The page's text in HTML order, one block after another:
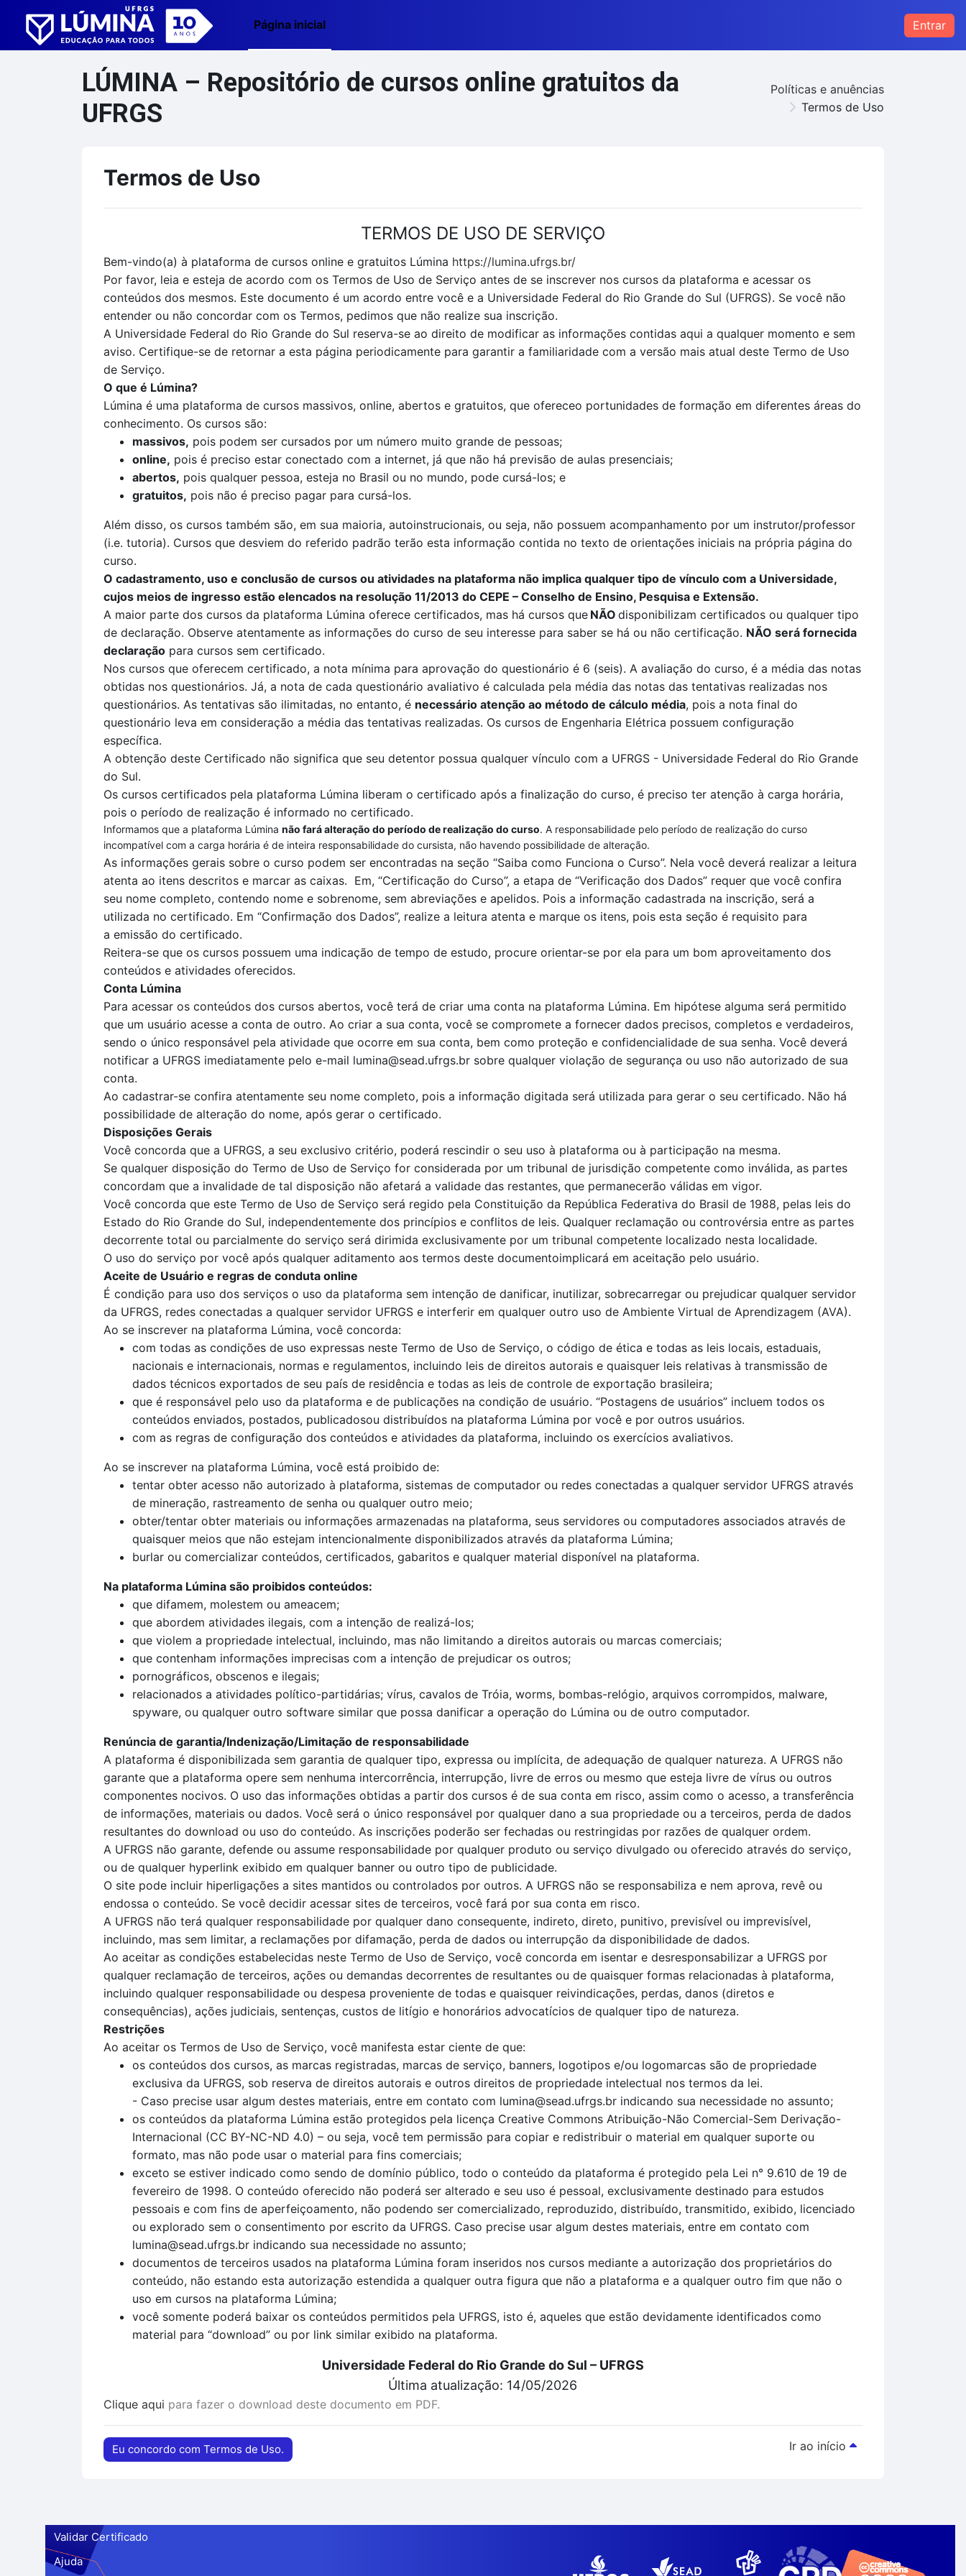
Ir para o conteúdo principal
Página inicial
Entrar
LÚMINA – Repositório de cursos online gratuitos da
UFRGS
Políticas e anuências
Termos de Uso
Termos de Uso
TERMOS DE USO DE SERVIÇO
Bem-vindo(a) à plataforma de cursos online e gratuitos Lúmina https://lumina.ufrgs.br/
Por favor, leia e esteja de acordo com os Termos de Uso de Serviço antes de se inscrever nos cursos da plataforma e acessar os
conteúdos dos mesmos. Este documento é um acordo entre você e a Universidade Federal do Rio Grande do Sul (UFRGS). Se você não
entender ou não concordar com os Termos, pedimos que não realize sua inscrição.
A Universidade Federal do Rio Grande do Sul reserva-se ao direito de modificar as informações contidas aqui a qualquer momento e sem
aviso. Certifique-se de retornar a esta página periodicamente para garantir a familiaridade com a versão mais atual deste Termo de Uso
de Serviço.
O que é Lúmina?
Lúmina é uma plataforma de cursos massivos, online, abertos e gratuitos, que ofereceo portunidades de formação em diferentes áreas do
conhecimento. Os cursos são:
massivos, pois podem ser cursados por um número muito grande de pessoas;
online, pois é preciso estar conectado com a internet, já que não há previsão de aulas presenciais;
abertos, pois qualquer pessoa, esteja no Brasil ou no mundo, pode cursá-los; e
gratuitos, pois não é preciso pagar para cursá-los.
Além disso, os cursos também são, em sua maioria, autoinstrucionais, ou seja, não possuem acompanhamento por um instrutor/professor
(i.e. tutoria). Cursos que desviem do referido padrão terão esta informação contida no texto de orientações iniciais na própria página do
curso.
O cadastramento, uso e conclusão de cursos ou atividades na plataforma não implica qualquer tipo de vínculo com a Universidade,
cujos meios de ingresso estão elencados na resolução 11/2013 do CEPE – Conselho de Ensino, Pesquisa e Extensão.
A maior parte dos cursos da plataforma Lúmina oferece certificados, mas há cursos que NÃO disponibilizam certificados ou qualquer tipo
de declaração. Observe atentamente as informações do curso de seu interesse para saber se há ou não certificação. NÃO será fornecida
declaraçãopara cursos sem certificado.
Nos cursos que oferecem certificado, a nota mínima para aprovação do questionário é 6 (seis). A avaliação do curso, é a média das notas
obtidas nos questionários. Já, a nota de cada questionário avaliativo é calculada pela média das notas das tentativas realizadas nos
questionários. As tentativas são ilimitadas, no entanto, é necessário atenção ao método de cálculo média, pois a nota final do
questionário leva em consideração a média das tentativas realizadas. Os cursos de Engenharia Elétrica possuem configuração
específica.
A obtenção deste Certificado não significa que seu detentor possua qualquer vínculo com a UFRGS - Universidade Federal do Rio Grande
do Sul.
Os cursos certificados pela plataforma Lúmina liberam o certificado após a finalização do curso, é preciso ter atenção à carga horária,
pois o período de realização é informado no certificado.
Informamos que a plataforma Lúmina não fará alteração do período de realização do curso. A responsabilidade pelo período de realização do curso
incompatível com a carga horária é de inteira responsabilidade do cursista, não havendo possibilidade de alteração.
As informações gerais sobre o curso podem ser encontradas na seção “Saiba como Funciona o Curso”. Nela você deverá realizar a leitura
atenta ao itens descritose marcar as caixas. Em, “Certificação do Curso”, a etapa de “Verificação dos Dados” requer que você confira
seu nome completo, contendo nome e sobrenome, sem abreviações e apelidos. Pois a informação cadastrada na inscrição, será a
utilizada no certificado. Em “Confirmação dos Dados”, realize a leitura atenta e marque os itens, pois esta seção é requisito para
a emissão do certificado.
Reitera-se que os cursos possuem uma indicação de tempo de estudo, procure orientar-se por ela para um bom aproveitamento dos
conteúdos e atividades oferecidos.
Conta Lúmina
Para acessar os conteúdos dos cursos abertos, você terá de criar uma conta na plataforma Lúmina. Em hipótese alguma será permitido
que um usuário acesse a conta de outro. Ao criar a sua conta, você se compromete a fornecer dados precisos, completos e verdadeiros,
sendo o único responsável pela atividade que ocorre em sua conta, bem como proteção e confidencialidade de sua senha. Você deverá
notificar a UFRGS imediatamente pelo e-mail lumina@sead.ufrgs.br sobre qualquer violação de segurança ou uso não autorizado de sua
conta.
Ao cadastrar-se confira atentamente seu nome completo, pois a informação digitada será utilizada para gerar o seu certificado. Não há
possibilidade de alteração do nome, após gerar o certificado.
Disposições Gerais
Você concorda que a UFRGS, a seu exclusivo critério, poderá rescindir o seu uso à plataforma ou à participação na mesma.
Se qualquer disposição do Termo de Uso de Serviço for considerada por um tribunal de jurisdição competente como inválida, as partes
concordam que a invalidade de tal disposição não afetará a validade das restantes, que permanecerão válidas em vigor.
Você concorda que este Termo de Uso de Serviço será regido pela Constituição da República Federativa do Brasil de 1988, pelas leis do
Estado do Rio Grande do Sul, independentemente dos princípios e conflitos de leis. Qualquer reclamação ou controvérsia entre as partes
decorrente total ou parcialmente do serviço será dirimida exclusivamente por um tribunal competente localizado nesta localidade.
O uso do serviço por você após qualquer aditamento aos termos deste documentoimplicará em aceitação pelo usuário.
Aceite de Usuário e regras de conduta online
É condição para uso dos serviços o uso da plataforma sem intenção de danificar, inutilizar, sobrecarregar ou prejudicar qualquer servidor
da UFRGS, redes conectadas a qualquer servidor UFRGS e interferir em qualquer outro uso de Ambiente Virtual de Aprendizagem (AVA).
Ao se inscrever na plataforma Lúmina, você concorda:
com todas as condições de uso expressas neste Termo de Uso de Serviço, o código de ética e todas as leis locais, estaduais,
nacionais e internacionais, normas e regulamentos, incluindo leis de direitos autorais e quaisquer leis relativas à transmissão de
dados técnicos exportados de seu país de residência e todas as leis de controle de exportação brasileira;
que é responsável pelo uso da plataforma e de publicações na condição de usuário. “Postagens de usuários” incluem todos os
conteúdos enviados, postados, publicadosou distribuídos na plataforma Lúmina por você e por outros usuários.
com as regras de configuração dos conteúdos e atividades da plataforma, incluindo os exercícios avaliativos.
Ao se inscrever na plataforma Lúmina, você está proibido de:
tentar obter acesso não autorizado à plataforma, sistemas de computador ou redes conectadas a qualquer servidor UFRGS através
de mineração, rastreamento de senha ou qualquer outro meio;
obter/tentar obter materiais ou informações armazenadas na plataforma, seus servidores ou computadores associados através de
quaisquer meios que não estejam intencionalmente disponibilizados através da plataforma Lúmina;
burlar ou comercializar conteúdos, certificados, gabaritos e qualquer material disponível na plataforma.
Na plataforma Lúmina são proibidos conteúdos:
que difamem, molestem ou ameacem;
que abordem atividades ilegais, com a intenção de realizá-los;
que violem a propriedade intelectual, incluindo, mas não limitando a direitos autorais ou marcas comerciais;
que contenham informações imprecisas com a intenção de prejudicar os outros;
pornográficos, obscenos e ilegais;
relacionados a atividades político-partidárias; vírus, cavalos de Tróia, worms, bombas-relógio, arquivos corrompidos, malware,
spyware, ou qualquer outro software similar que possa danificar a operação do Lúmina ou de outro computador.
Renúncia de garantia/Indenização/Limitação de responsabilidade
A plataforma é disponibilizada sem garantia de qualquer tipo, expressa ou implícita, de adequação de qualquer natureza. A UFRGS não
garante que a plataforma opere sem nenhuma intercorrência, interrupção, livre de erros ou mesmo que esteja livre de vírus ou outros
componentes nocivos. O uso das informações obtidas a partir dos cursos é de sua conta em risco, assim como o acesso, a transferência
de informações, materiais ou dados. Você será o único responsável por qualquer dano a sua propriedade ou a terceiros, perda de dados
resultantes do download ou uso do conteúdo. As inscrições poderão ser fechadas ou restringidas por razões de qualquer ordem.
A UFRGS não garante, defende ou assume responsabilidade por qualquer produto ou serviço divulgado ou oferecido através do serviço,
ou de qualquer hyperlink exibido em qualquer banner ou outro tipo de publicidade.
O site pode incluir hiperligações a sites mantidos ou controlados por outros. A UFRGS não se responsabiliza e nem aprova, revê ou
endossa o conteúdo. Se você decidir acessar sites de terceiros, você fará por sua conta em risco.
A UFRGS não terá qualquer responsabilidade por qualquer dano consequente, indireto, direto, punitivo, previsível ou imprevisível,
incluindo, mas sem limitar, a reclamações por difamação, perda de dados ou interrupção da disponibilidade de dados.
Ao aceitar as condições estabelecidas neste Termo de Uso de Serviço, você concorda em isentar e desresponsabilizar a UFRGS por
qualquer reclamação de terceiros, ações ou demandas decorrentes de resultantes ou de quaisquer formas relacionadas à plataforma,
incluindo qualquer responsabilidade ou despesa proveniente de todas e quaisquer reivindicações, perdas, danos (diretos e
consequências), ações judiciais, sentenças, custos de litígio e honorários advocatícios de qualquer tipo de natureza.
Restrições
Ao aceitar os Termos de Uso de Serviço, você manifesta estar ciente de que:
os conteúdos dos cursos, as marcas registradas, marcas de serviço, banners, logotipos e/ou logomarcas são de propriedade
exclusiva da UFRGS, sob reserva de direitos autorais e outros direitos de propriedade intelectual nos termos da lei.
- Caso precise usar algum destes materiais, entre em contato com lumina@sead.ufrgs.br indicando sua necessidade no assunto;
os conteúdos da plataforma Lúmina estão protegidos pela licença Creative Commons Atribuição-Não Comercial-Sem Derivação-
Internacional (CC BY-NC-ND 4.0) – ou seja, você tem permissão para copiar e redistribuir o material em qualquer suporte ou
formato, mas não pode usar o material para fins comerciais;
exceto se estiver indicado como sendo de domínio público, todo o conteúdo da plataforma é protegido pela Lei n° 9.610 de 19 de
fevereiro de 1998. O conteúdo oferecido não poderá ser alterado e seu uso é pessoal, exclusivamente destinado para estudos
pessoais e com fins de aperfeiçoamento, não podendo ser comercializado, reproduzido, distribuído, transmitido, exibido, licenciado
ou explorado sem o consentimento por escrito da UFRGS. Caso precise usar algum destes materiais, entre em contato com
lumina@sead.ufrgs.br indicando sua necessidade no assunto;
documentos de terceiros usados na plataforma Lúmina foram inseridos nos cursos mediante a autorização dos proprietários do
conteúdo, não estando esta autorização estendida a qualquer outra figura que não a plataforma e a qualquer outro fim que não o
uso em cursos na plataforma Lúmina;
você somente poderá baixar os conteúdos permitidos pela UFRGS, isto é, aqueles que estão devidamente identificados como
material para “download” ou por link similar exibido na plataforma.
Universidade Federal do Rio Grande do Sul – UFRGS
Última atualização: 14/05/2026
Clique aqui para fazer o download deste documento em PDF.
Eu concordo com Termos de Uso. Ir ao início
Validar Certificado
Ajuda